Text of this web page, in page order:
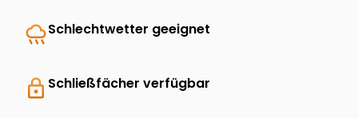
rainySchlechtwetter geeignet
lock Schließfächer verfügbar